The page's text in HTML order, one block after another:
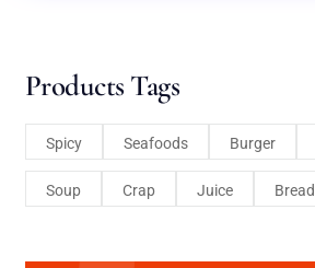
Products Tags
Spicy Seafoods Burger
Soup Crap Juice Bread